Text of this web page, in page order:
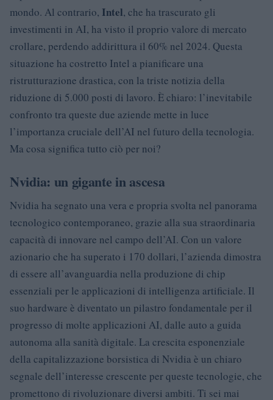
mondo. Al contrario, Intel, che ha trascurato gli
investimenti in AI, ha visto il proprio valore di mercato
crollare, perdendo addirittura il 60% nel 2024. Questa
situazione ha costretto Intel a pianificare una
ristrutturazione drastica, con la triste notizia della
riduzione di 5.000 posti di lavoro. È chiaro: l’inevitabile
confronto tra queste due aziende mette in luce
l’importanza cruciale dell’AI nel futuro della tecnologia.
Ma cosa significa tutto ciò per noi?
Nvidia: un gigante in ascesa
Nvidia ha segnato una vera e propria svolta nel panorama
tecnologico contemporaneo, grazie alla sua straordinaria
capacità di innovare nel campo dell’AI. Con un valore
azionario che ha superato i 170 dollari, l’azienda dimostra
di essere all’avanguardia nella produzione di chip
essenziali per le applicazioni di intelligenza artificiale. Il
suo hardware è diventato un pilastro fondamentale per il
progresso di molte applicazioni AI, dalle auto a guida
autonoma alla sanità digitale. La crescita esponenziale
della capitalizzazione borsistica di Nvidia è un chiaro
segnale dell’interesse crescente per queste tecnologie, che
promettono di rivoluzionare diversi ambiti. Ti sei mai